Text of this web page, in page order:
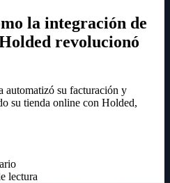
la integración de
revolucionó
automatizó su facturación y
su tienda online con Holded,
lectura